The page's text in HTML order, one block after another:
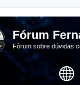
Fórum
Fórum sobre dúvidas